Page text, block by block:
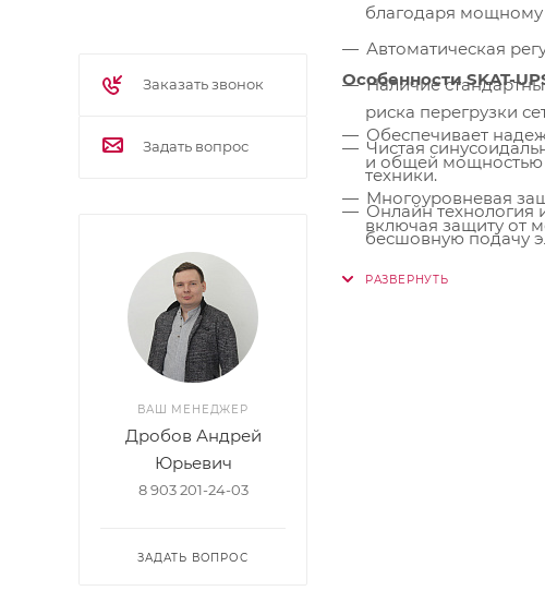
благодаря мощному
Автоматическая
Наличие
риска перегрузки
Чистая
техники.
Онлайн технология
бесшовную подачу
Возможность
Особенности SKAT-
Обеспечивает
и общей мощностью
Многоуровневая
включая защиту от
между основным
Заказать звонок
Задать вопрос
ВАШ МЕНЕДЖЕР
Дробов Андрей
Юрьевич
8 903 201-24-03
ЗАДАТЬ ВОПРОС